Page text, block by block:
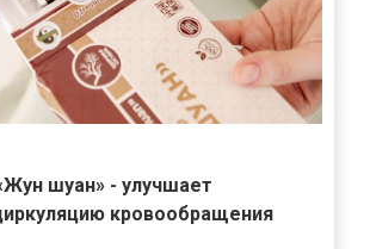
шуан» - улучшает
кровообращения